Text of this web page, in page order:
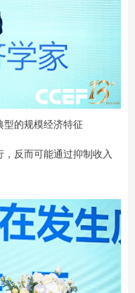
的规模经济特征
反而可能通过抑制收入